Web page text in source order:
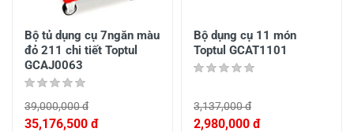
Bộ tủ dụng cụ 7ngăn màu
đỏ 211 chi tiết Toptul
GCAJ0063
39,000,000 đ
35,176,500 đ
Bộ dụng cụ 11 món
Toptul GCAT1101
3,137,000 đ
2,980,000 đ